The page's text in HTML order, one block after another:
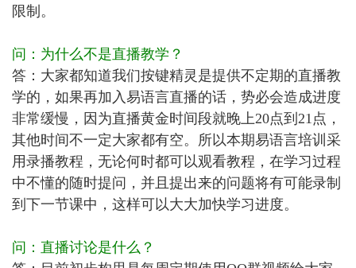
限制。
问：为什么不是直播教学？
答：大家都知道我们按键精灵是提供不定期的直播教
学的，如果再加入易语言直播的话，势必会造成进度
非常缓慢，因为直播黄金时间段就晚上20点到21点，
其他时间不一定大家都有空。所以本期易语言培训采
用录播教程，无论何时都可以观看教程，在学习过程
中不懂的随时提问，并且提出来的问题将有可能录制
到下一节课中，这样可以大大加快学习进度。
问：直播讨论是什么？